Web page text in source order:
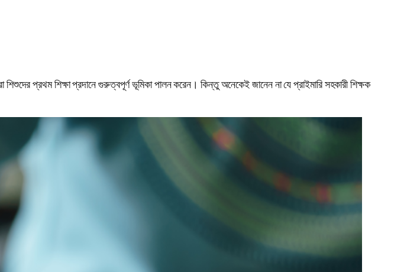
শিশুদের প্রথম শিক্ষা প্রদানে গুরুত্বপূর্ণ ভূমিকা পালন করেন। কিন্তু অনেকেই জানেন না যে প্রাইমারি সহকারী শিক্ষক